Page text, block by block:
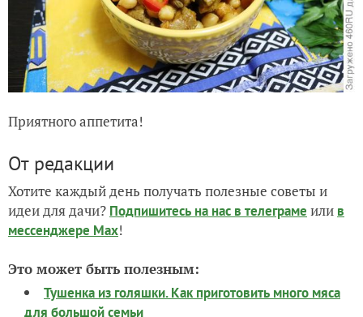
Приятного аппетита!
От редакции
Хотите каждый день получать полезные советы и
идеи для дачи? Подпишитесь на нас в телеграме или в
мессенджере Max!
Это может быть полезным:
Тушенка из голяшки. Как приготовить много мяса
для большой семьи